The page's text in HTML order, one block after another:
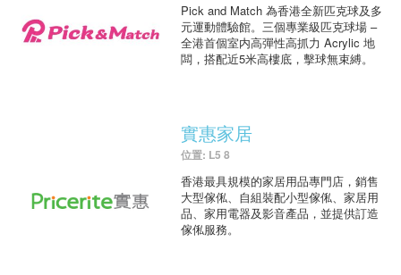
Pick and Match 為香港全新匹克球及多
元運動體驗館。三個專業級匹克球場 –
全港首個室内高彈性高抓力 Acrylic 地
闆，搭配近5米高樓底，擊球無束縛。
實惠家居
位置: L5 8
香港最具規模的家居用品專門店，銷售
大型傢俬、自組裝配小型傢俬、家居用
品、家用電器及影音產品，並提供訂造
傢俬服務。